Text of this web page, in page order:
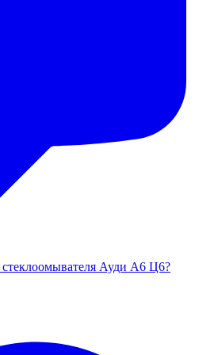
стеклоомывателя Ауди А6 Ц6?